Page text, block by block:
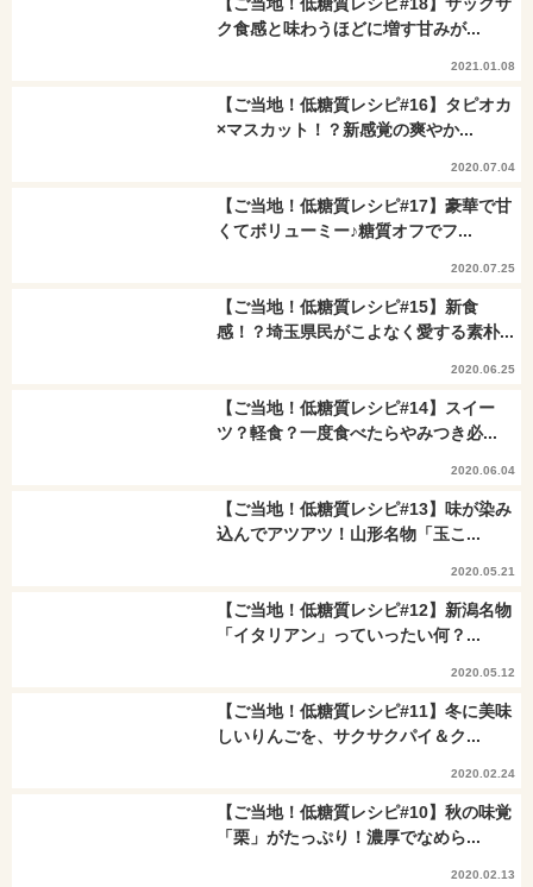
ク食感と味わうほどに増す甘みが...
2021.01.08
【ご当地！低糖質レシピ#16】タピオカ
×マスカット！？新感覚の爽やか...
2020.07.04
【ご当地！低糖質レシピ#17】豪華で甘
くてボリューミー♪糖質オフでフ...
2020.07.25
【ご当地！低糖質レシピ#15】新食
感！？埼玉県民がこよなく愛する素朴...
2020.06.25
【ご当地！低糖質レシピ#14】スイー
ツ？軽食？一度食べたらやみつき必...
2020.06.04
【ご当地！低糖質レシピ#13】味が染み
込んでアツアツ！山形名物「玉こ...
2020.05.21
【ご当地！低糖質レシピ#12】新潟名物
「イタリアン」っていったい何？...
2020.05.12
【ご当地！低糖質レシピ#11】冬に美味
しいりんごを、サクサクパイ＆ク...
2020.02.24
【ご当地！低糖質レシピ#10】秋の味覚
「栗」がたっぷり！濃厚でなめら...
2020.02.13